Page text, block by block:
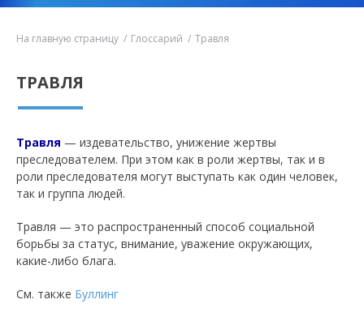
На главную страницу Глоссарий Травля
ТРАВЛЯ
Травля — издевательство, унижение жертвы
преследователем. При этом как в роли жертвы, так и в
роли преследователя могут выступать как один человек,
так и группа людей.
Травля — это распространенный способ социальной
борьбы за статус, внимание, уважение окружающих,
какие-либо блага.
См. также Буллинг